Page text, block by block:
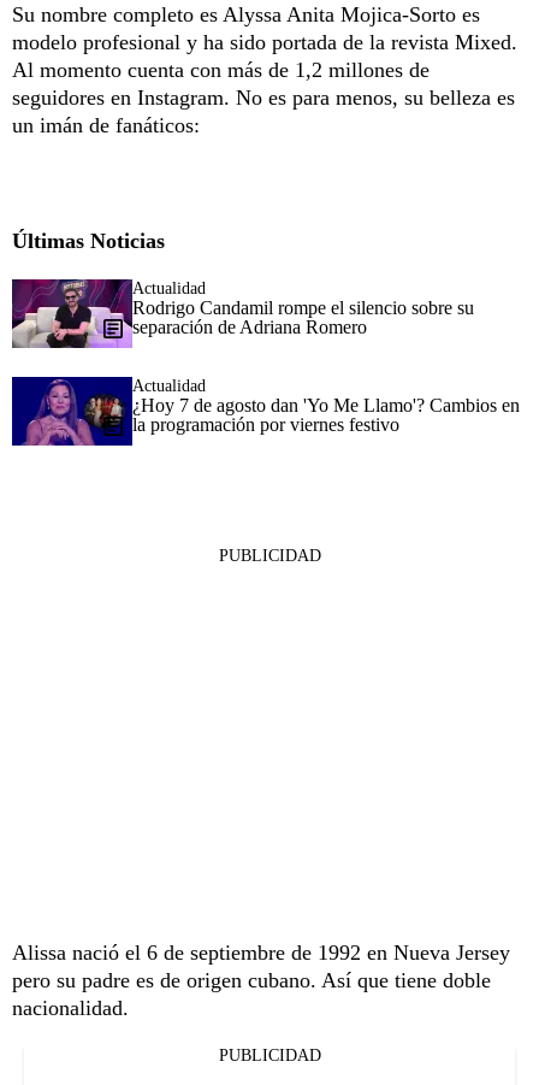
Su nombre completo es Alyssa Anita Mojica-Sorto es
modelo profesional y ha sido portada de la revista Mixed.
Al momento cuenta con más de 1,2 millones de
seguidores en Instagram. No es para menos, su belleza es
un imán de fanáticos:
Últimas Noticias
Actualidad
Rodrigo Candamil rompe el silencio sobre su
separación de Adriana Romero
Actualidad
¿Hoy 7 de agosto dan 'Yo Me Llamo'? Cambios en
la programación por viernes festivo
PUBLICIDAD
Alissa nació el 6 de septiembre de 1992 en Nueva Jersey
pero su padre es de origen cubano. Así que tiene doble
nacionalidad.
PUBLICIDAD